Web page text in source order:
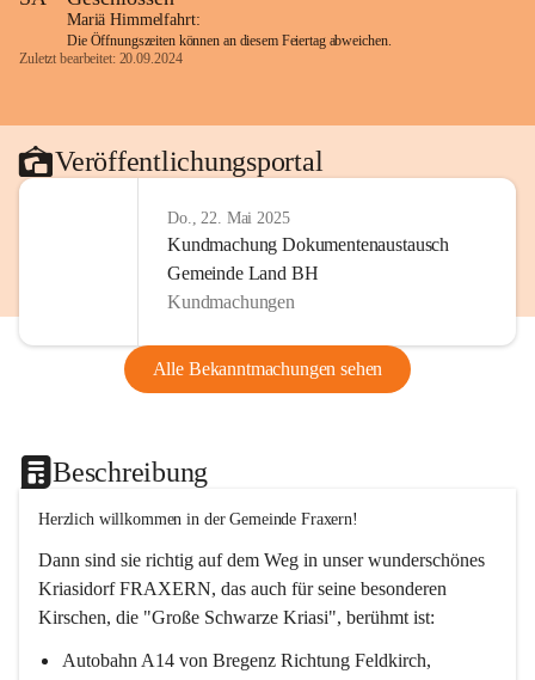
Mariä Himmelfahrt:
Die Öffnungszeiten können an diesem Feiertag abweichen.
Zuletzt bearbeitet: 20.09.2024
Veröffentlichungsportal
Do., 22. Mai 2025
Kundmachung Dokumentenaustausch
Gemeinde Land BH
Kundmachungen
Alle Bekanntmachungen sehen
Beschreibung
Herzlich willkommen in der Gemeinde Fraxern!
Dann sind sie richtig auf dem Weg in unser wunderschönes
Kriasidorf FRAXERN, das auch für seine besonderen
Kirschen, die "Große Schwarze Kriasi", berühmt ist:
Autobahn A14 von Bregenz Richtung Feldkirch,